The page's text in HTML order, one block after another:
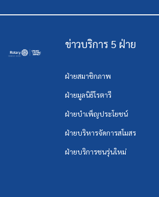
ข่าวบริการ 5 ฝ่าย
ฝ่ายสมาชิกภาพ
ฝ่ายมูลนิธิโรตารี
ฝ่ายบำเพ็ญประโยชน์
ฝ่ายบริหารจัดการสโมสร
ฝ่ายบริการชนรุ่นใหม่